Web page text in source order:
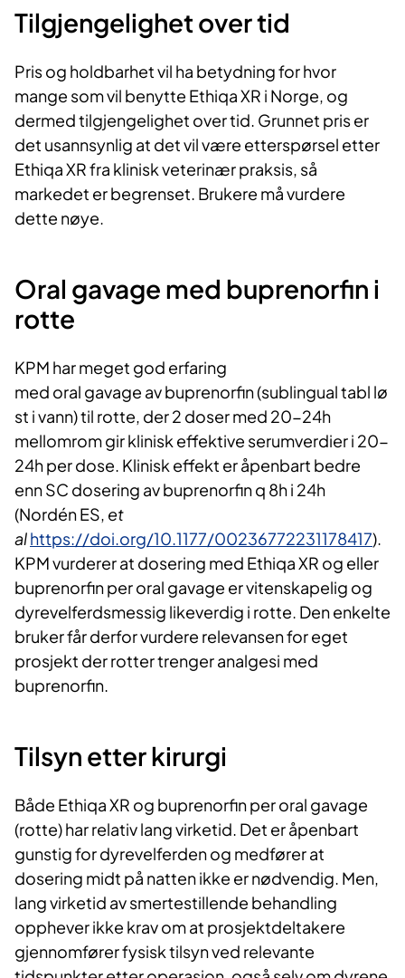
Tilgjengelighet over tid
Pris og holdbarhet vil ha betydning for hvor
mange som vil benytte Ethiqa XR i Norge, og
dermed tilgjengelighet over tid. Grunnet pris er
det usannsynlig at det vil være etterspørsel etter
Ethiqa XR fra klinisk veterinær praksis, så
markedet er begrenset. Brukere må vurdere
dette nøye.
Oral gavage med buprenorfin i
rotte
KPM har meget god erfaring
med oral gavage av buprenorfin (sublingual tabl lø
st i vann) til rotte, der 2 doser med 20-24h
mellomrom gir klinisk effektive serumverdier i 20-
24h per dose. Klinisk effekt er åpenbart bedre
enn SC dosering av buprenorfin q 8h i 24h
(Nordén ES, et
alhttps://doi.org/10.1177/00236772231178417).
KPM vurderer at dosering med Ethiqa XR og eller
buprenorfin per oral gavage er vitenskapelig og
dyrevelferdsmessig likeverdig i rotte. Den enkelte
bruker får derfor vurdere relevansen for eget
prosjekt der rotter trenger analgesi med
buprenorfin.
Tilsyn etter kirurgi
Både Ethiqa XR og buprenorfin per oral gavage
(rotte) har relativ lang virketid. Det er åpenbart
gunstig for dyrevelferden og medfører at
dosering midt på natten ikke er nødvendig. Men,
lang virketid av smertestillende behandling
opphever ikke krav om at prosjektdeltakere
gjennomfører fysisk tilsyn ved relevante